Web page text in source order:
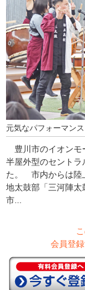
元気なパフォーマン
豊川市のイオンモ
半屋外型のセント
た。 市内からは陸
地太鼓部「三河陣
市...
会員登